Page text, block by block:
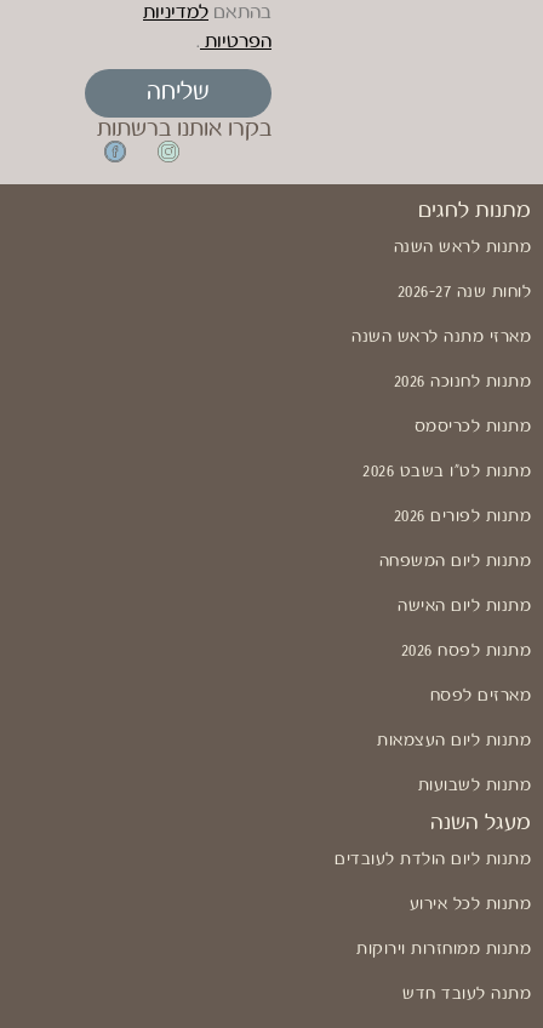
בהתאם למדיניות
הפרטיות .
שליחה
בקרו אותנו ברשתות
מתנות לחגים
מתנות לראש השנה
לוחות שנה 2026-27
מארזי מתנה לראש השנה
מתנות לחנוכה 2026
מתנות לכריסמס
מתנות לט"ו בשבט 2026
מתנות לפורים 2026
מתנות ליום המשפחה
מתנות ליום האישה
מתנות לפסח 2026
מארזים לפסח
מתנות ליום העצמאות
מתנות לשבועות
מעגל השנה
מתנות ליום הולדת לעובדים
מתנות לכל אירוע
מתנות ממוחזרות וירוקות
מתנה לעובד חדש